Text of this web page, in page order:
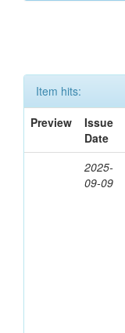
Item hits:
Preview
Issue
Date
2025-
09-09